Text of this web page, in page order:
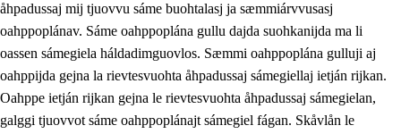
åhpadussaj mij tjuovvu sáme buohtalasj ja sæmmiárvvusasj
oahppoplánav. Sáme oahppoplána gullu dajda suohkanijda ma li
oassen sámegiela háldadimguovlos. Sæmmi oahppoplána gulluji aj
oahppijda gejna la rievtesvuohta åhpadussaj sámegiellaj ietján rijkan.
Oahppe ietján rijkan gejna le rievtesvuohta åhpadussaj sámegielan,
galggi tjuovvot sáme oahppoplánajt sámegiel fágan. Skåvlån le